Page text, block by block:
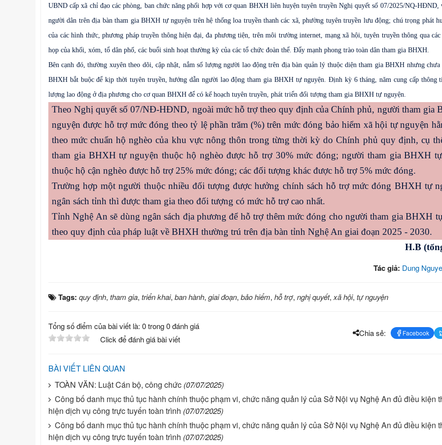
UBND cấp xã chỉ đạo các phòng, ban chức năng phối hợp với cơ quan BHXH liên huyện tuyên truyền Nghị quyết số 07/2025/NQ-HĐND,
người dân trên địa bàn tham gia BHXH tự nguyện trên hệ thống loa truyền thanh các xã, phường tuyên truyền lưu động; chú trọng phát
của các hình thức, phương pháp truyền thông hiện đại, đa phương tiện, trên môi trường internet, mạng xã hội, tuyên truyền thông qua
họp của khối, xóm, tổ dân phố, các buổi sinh hoạt thường kỳ của các tổ chức đoàn thể. Đẩy mạnh phong trào toàn dân tham gia BHXH.
Bên cạnh đó, thường xuyên theo dõi, cập nhật, nắm số lượng người lao động trên địa bàn quản lý thuộc diện tham gia BHXH nhưng chưa
BHXH bắt buộc để kịp thời tuyên truyền, hướng dẫn người lao động tham gia BHXH tự nguyện. Định kỳ 6 tháng, năm cung cấp thông
lượng lao động ở địa phương cho cơ quan BHXH để có kế hoạch tuyên truyền, phát triển đối tượng tham gia BHXH tự nguyện.
Theo Nghị quyết số 07/NĐ-HĐND, ngoài mức hỗ trợ theo quy định của Chính phủ, người tham gia
nguyện được hỗ trợ mức đóng theo tỷ lệ phần trăm (%) trên mức đóng bảo hiểm xã hội tự nguyện
theo mức chuẩn hộ nghèo của khu vực nông thôn trong từng thời kỳ do Chính phủ quy định, cụ
tham gia BHXH tự nguyện thuộc hộ nghèo được hỗ trợ 30% mức đóng; người tham gia BHXH tự
thuộc hộ cận nghèo được hỗ trợ 25% mức đóng; các đối tượng khác được hỗ trợ 5% mức đóng.
Trường hợp một người thuộc nhiều đối tượng được hưởng chính sách hỗ trợ mức đóng BHXH tự
ngân sách tỉnh thì được tham gia theo đối tượng có mức hỗ trợ cao nhất.
Tỉnh Nghệ An sẽ dùng ngân sách địa phương để hỗ trợ thêm mức đóng cho người tham gia BHXH tự
theo quy định của pháp luật về BHXH thường trú trên địa bàn tỉnh Nghệ An giai đoạn 2025 - 2030.
H.B
Tác giả: Dung
Tags: quy định, tham gia, triển khai, ban hành, giai đoạn, bảo hiểm, hỗ trợ, nghị quyết, xã hội, tự nguyện
Tổng số điểm của bài viết là: 0 trong 0 đánh giá
Click để đánh giá bài viết
Chia sẻ: Facebook
BÀI VIẾT LIÊN QUAN
TOÀN VĂN: Luật Cán bộ, công chức (07/07/2025)
Công bố danh mục thủ tục hành chính thuộc phạm vi, chức năng quản lý của Sở Nội vụ Nghệ An đủ điều kiện
hiện dịch vụ công trực tuyến toàn trình (07/07/2025)
Công bố danh mục thủ tục hành chính thuộc phạm vi, chức năng quản lý của Sở Nội vụ Nghệ An đủ điều kiện
hiện dịch vụ công trực tuyến toàn trình (07/07/2025)